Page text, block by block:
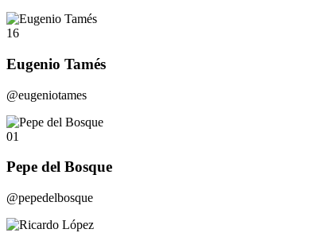
16
Eugenio Tamés
@eugeniotames
01
Pepe del Bosque
@pepedelbosque